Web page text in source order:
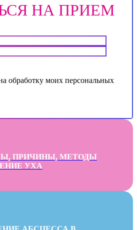
НА ПРИЕМ
обработку моих персональных
ПРИЧИНЫ, МЕТОДЫ
УХА